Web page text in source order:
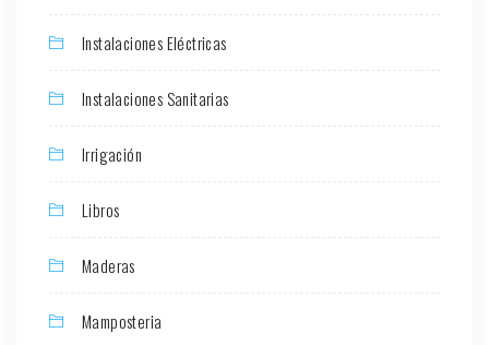
Instalaciones Eléctricas
Instalaciones Sanitarias
Irrigación
Libros
Maderas
Mamposteria